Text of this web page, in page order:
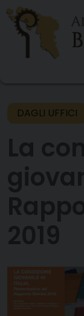
Skip
content
DAGLI UFFICI